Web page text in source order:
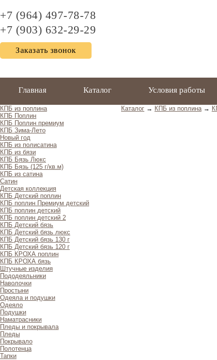
+7 (964) 497-78-78
+7 (903) 632-29-29
Заказать звонок
Главная Каталог Условия работы
КПБ из поплина
КПБ Поплин
КПБ Поплин премиум
КПБ Зима-Лето
Новый год
КПБ из полисатина
КПБ из бязи
КПБ Бязь Люкс
КПБ Бязь (125 г/кв.м)
КПБ из сатина
Сатин
Детская коллекция
КПБ Детский поплин
КПБ поплин Премиум детский
КПБ поплин детский
КПБ поплин детский 2
КПБ Детский бязь
КПБ Детский бязь люкс
КПБ Детский бязь 130 г
КПБ Детский бязь 120 г
КПБ КРОХА поплин
КПБ КРОХА бязь
Штучные изделия
Пододеяльники
Наволочки
Простыни
Одеяла и подушки
Одеяло
Подушки
Наматрасники
Пледы и покрывала
Пледы
Покрывало
Полотенца
Тапки
Каталог → КПБ из поплина→